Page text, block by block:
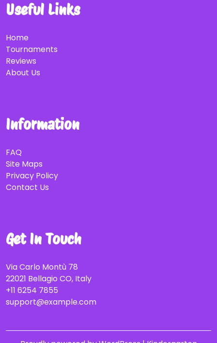
Useful Links
Home
Tournaments
Reviews
About Us
Information
FAQ
Site Maps
Privacy Policy
Contact Us
Get In Touch
Via Carlo Montù 78
22021 Bellagio CO, Italy
+11 6254 7855
support@example.com